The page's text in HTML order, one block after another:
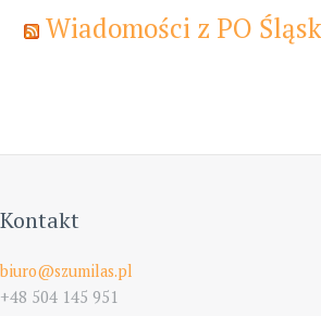
Wiadomości z PO Śląsk
Kontakt
biuro@szumilas.pl
+48 504 145 951